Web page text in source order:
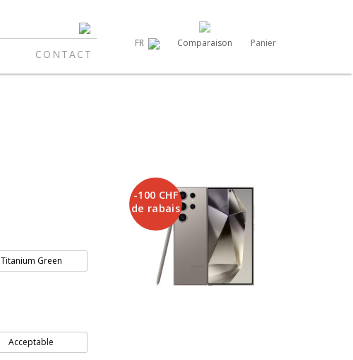
CONTACT
FR Comparaison Panier
Titanium Green
Acceptable
-100 CHF
de rabais